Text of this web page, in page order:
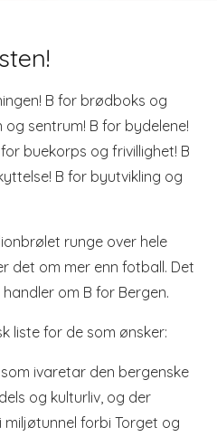
B for brødboks og
sentrum! B for bydelene!
buekorps og frivillighet! B
B for byutvikling og
runge over hele
det om mer enn fotball. Det
om B for Bergen.
liste for de som ønsker:
ivaretar den bergenske
og kulturliv, og der
miljøtunnel forbi Torget og